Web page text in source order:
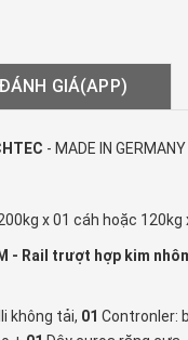
ĐÁNH GIÁ(APP)
- MADE IN GERMANY
x 01 cáh hoặc 120kg
- Rail trượt hợp kim
không tải, 01 Contronler: